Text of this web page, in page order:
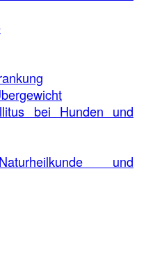
bei Hunden und
und